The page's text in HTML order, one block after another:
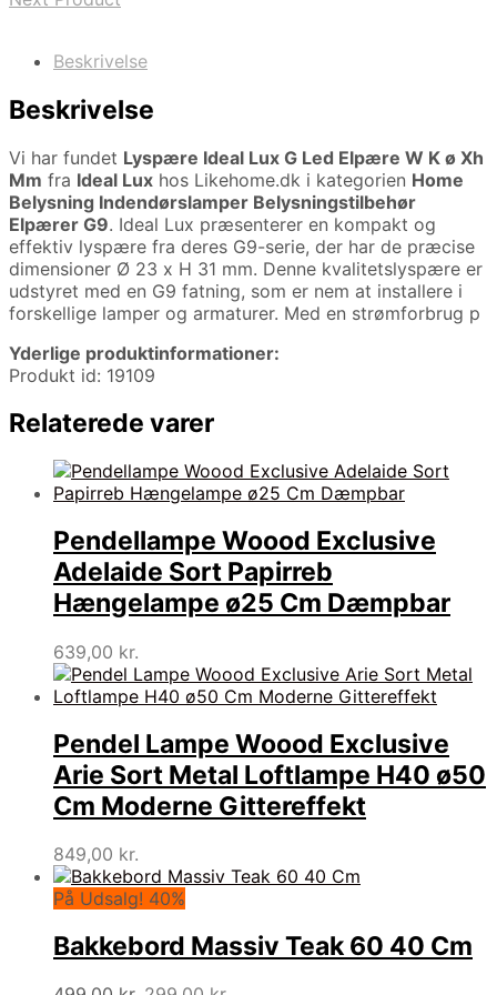
Beskrivelse
Beskrivelse
Vi har fundet Lyspære Ideal Lux G Led Elpære W K ø Xh
Mm fra Ideal Lux hos Likehome.dk i kategorien Home
Belysning Indendørslamper Belysningstilbehør
Elpærer G9. Ideal Lux præsenterer en kompakt og
effektiv lyspære fra deres G9-serie, der har de præcise
dimensioner Ø 23 x H 31 mm. Denne kvalitetslyspære er
udstyret med en G9 fatning, som er nem at installere i
forskellige lamper og armaturer. Med en strømforbrug p
Yderlige produktinformationer:
Produkt id: 19109
Relaterede varer
Pendellampe Woood Exclusive
Adelaide Sort Papirreb
Hængelampe ø25 Cm Dæmpbar
639,00 kr.
Pendel Lampe Woood Exclusive
Arie Sort Metal Loftlampe H40 ø50
Cm Moderne Gittereffekt
849,00 kr.
På Udsalg! 40%
Bakkebord Massiv Teak 60 40 Cm